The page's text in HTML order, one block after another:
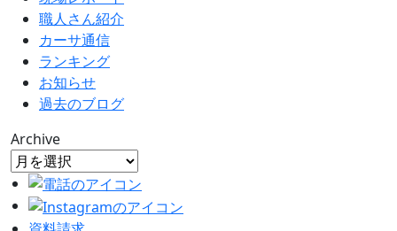
職人さん紹介
カーサ通信
ランキング
お知らせ
過去のブログ
Archive